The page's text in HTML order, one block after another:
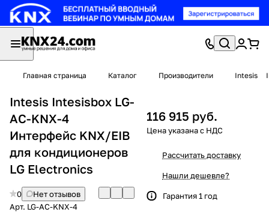
Главная страница Каталог Производители Intesis
Intesis Intesisbox LG-
AC-KNX-4
Интерфейс KNX/EIB
для кондиционеров
LG Electronics
0
Нет отзывов
Арт. LG-AC-KNX-4
116 915 руб.
Рассчитать доставку
Нашли дешевле?
Гарантия 1 год